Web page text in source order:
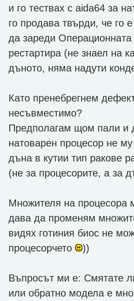
и го тествах с aida64 за
го продава твърди, че го
да зареди Операционната
рестартира (не знаел на
дъното, няма надути
Като пренебрегнем
несъвместимо?
Предполагам щом пали и
натоварен процесор не му
дъна в кутии тип ракове
(не за процесорите, а за
Множителя на процесора
дава да променям
видях готиния биос не
процесорчето
))
Въпросът ми е: Смятате
или обратно модела е